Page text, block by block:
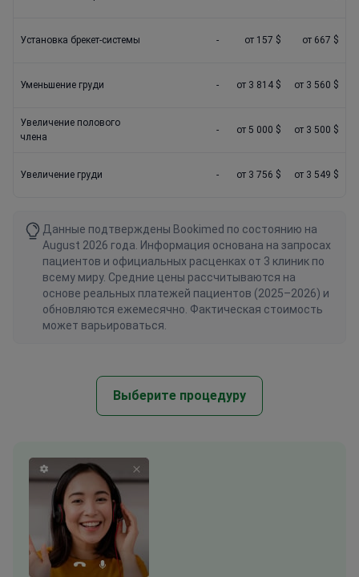
Установка брекет-системы - от 157 $ от 667 $
Уменьшение груди - от 3 814 $ от 3 560 $
Увеличение полового
члена
- от 5 000 $ от 3 500 $
Увеличение груди - от 3 756 $ от 3 549 $
Данные подтверждены Bookimed по состоянию на
August 2026 года. Информация основана на запросах
пациентов и официальных расценках от 3 клиник по
всему миру. Средние цены рассчитываются на
основе реальных платежей пациентов (2025–2026) и
обновляются ежемесячно. Фактическая стоимость
может варьироваться.
Выберите процедуру